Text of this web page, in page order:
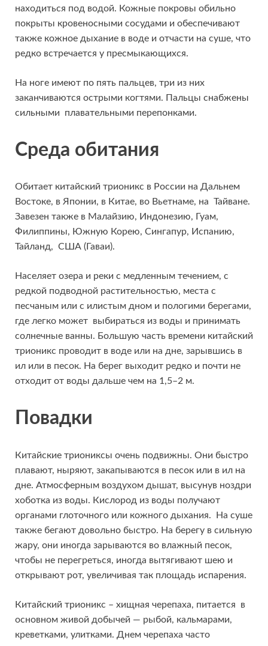
находиться под водой. Кожные покровы обильно
покрыты кровеносными сосудами и обеспечивают
также кожное дыхание в воде и отчасти на суше, что
редко встречается у пресмыкающихся.
На ноге имеют по пять пальцев, три из них
заканчиваются острыми когтями. Пальцы снабжены
сильными плавательными перепонками.
Среда обитания
Обитает китайский трионикс в России на Дальнем
Востоке, в Японии, в Китае, во Вьетнаме, на Тайване.
Завезен также в Малайзию, Индонезию, Гуам,
Филиппины, Южную Корею, Сингапур, Испанию,
Тайланд, США (Гаваи).
Населяет озера и реки с медленным течением, с
редкой подводной растительностью, места с
песчаным или с илистым дном и пологими берегами,
где легко может выбираться из воды и принимать
солнечные ванны. Большую часть времени китайский
трионикс проводит в воде или на дне, зарывшись в
ил или в песок. На берег выходит редко и почти не
отходит от воды дальше чем на 1,5–2 м.
Повадки
Китайские триониксы очень подвижны. Они быстро
плавают, ныряют, закапываются в песок или в ил на
дне. Атмосферным воздухом дышат, высунув ноздри
хоботка из воды. Кислород из воды получают
органами глоточного или кожного дыхания. На суше
также бегают довольно быстро. На берегу в сильную
жару, они иногда зарываются во влажный песок,
чтобы не перегреться, иногда вытягивают шею и
открывают рот, увеличивая так площадь испарения.
Китайский трионикс – хищная черепаха, питается в
основном живой добычей — рыбой, кальмарами,
креветками, улитками. Днем черепаха часто